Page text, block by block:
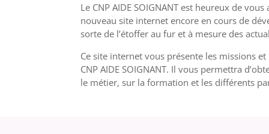
Le CNP AIDE SOIGNANT est heureux de
nouveau site internet encore en cours de
sorte de l’étoffer au fur et à mesure des
Ce site internet vous présente les missions
CNP AIDE SOIGNANT. Il vous permettra
le métier, sur la formation et les différents